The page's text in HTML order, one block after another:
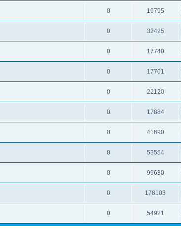
0 19795
0 32425
0 17740
0 17701
0 22120
0 17884
0 41690
0 53554
0 99630
0 178103
0 54921